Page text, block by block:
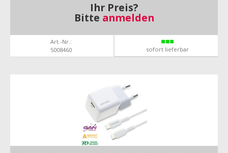
Ihr Preis?
Bitte anmelden
Art.-Nr.:
5008460
sofort lieferbar